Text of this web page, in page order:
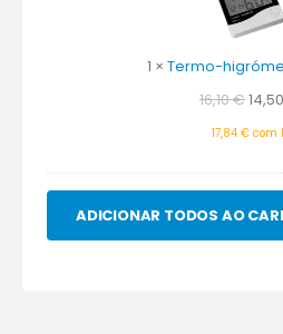
1 × Termo-
16,10€14,50
17,84 € com
ADICIONAR TODOS AO